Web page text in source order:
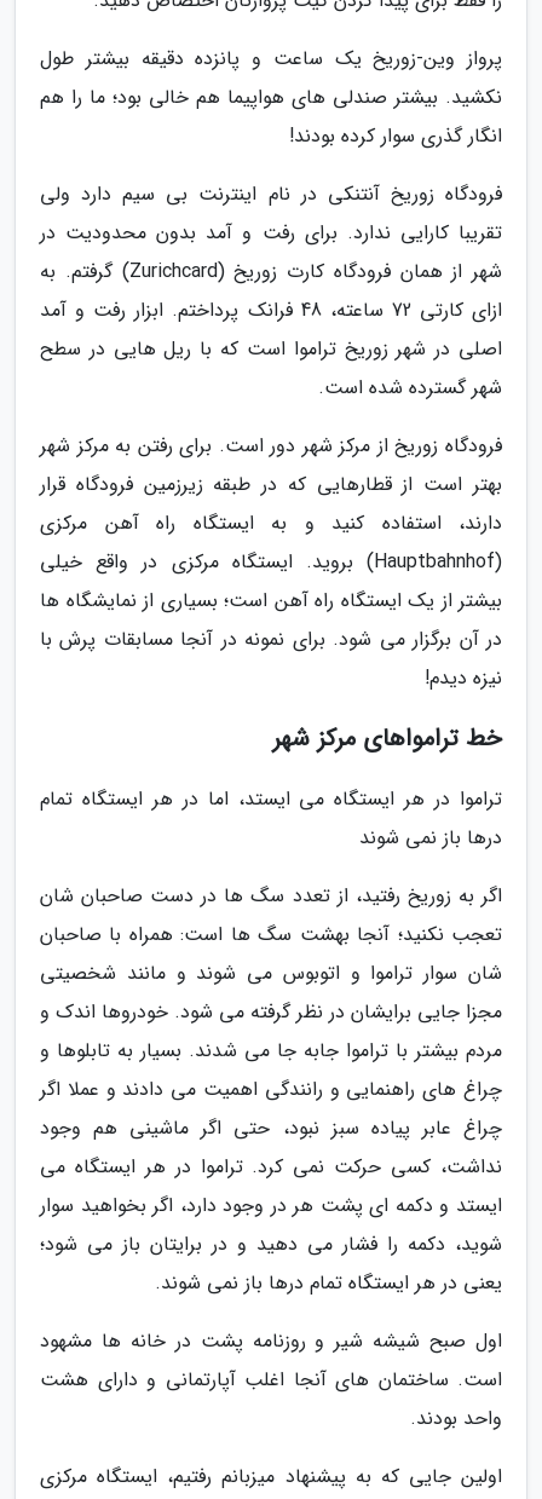
پرواز وین-زوریخ یک ساعت و پانزده دقیقه بیشتر طول
نکشید. بیشتر صندلی های هواپیما هم خالی بود؛ ما را هم
انگار گذری سوار کرده بودند!
فرودگاه زوریخ آنتنکی در نام اینترنت بی سیم دارد ولی
تقریبا کارایی ندارد. برای رفت و آمد بدون محدودیت در
شهر از همان فرودگاه کارت زوریخ (Zurichcard) گرفتم. به
ازای کارتی 72 ساعته، 48 فرانک پرداختم. ابزار رفت و آمد
اصلی در شهر زوریخ تراموا است که با ریل هایی در سطح
شهر گسترده شده است.
فرودگاه زوریخ از مرکز شهر دور است. برای رفتن به مرکز شهر
بهتر است از قطارهایی که در طبقه زیرزمین فرودگاه قرار
دارند، استفاده کنید و به ایستگاه راه آهن مرکزی
(Hauptbahnhof) بروید. ایستگاه مرکزی در واقع خیلی
بیشتر از یک ایستگاه راه آهن است؛ بسیاری از نمایشگاه ها
در آن برگزار می شود. برای نمونه در آنجا مسابقات پرش با
نیزه دیدم!
خط ترامواهای مرکز شهر
تراموا در هر ایستگاه می ایستد، اما در هر ایستگاه تمام
درها باز نمی شوند
اگر به زوریخ رفتید، از تعدد سگ ها در دست صاحبان شان
تعجب نکنید؛ آنجا بهشت سگ ها است: همراه با صاحبان
شان سوار تراموا و اتوبوس می شوند و مانند شخصیتی
مجزا جایی برایشان در نظر گرفته می شود. خودروها اندک و
مردم بیشتر با تراموا جابه جا می شدند. بسیار به تابلوها و
چراغ های راهنمایی و رانندگی اهمیت می دادند و عملا اگر
چراغ عابر پیاده سبز نبود، حتی اگر ماشینی هم وجود
نداشت، کسی حرکت نمی کرد. تراموا در هر ایستگاه می
ایستد و دکمه ای پشت هر در وجود دارد، اگر بخواهید سوار
شوید، دکمه را فشار می دهید و در برایتان باز می شود؛
یعنی در هر ایستگاه تمام درها باز نمی شوند.
اول صبح شیشه شیر و روزنامه پشت در خانه ها مشهود
است. ساختمان های آنجا اغلب آپارتمانی و دارای هشت
واحد بودند.
اولین جایی که به پیشنهاد میزبانم رفتیم، ایستگاه مرکزی